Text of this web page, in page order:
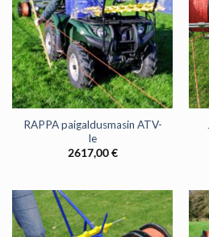
RAPPA paigaldusmasin ATV-
le
2617,00€